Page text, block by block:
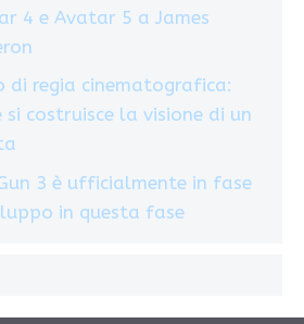
4 e Avatar 5 a James
di regia cinematografica:
si costruisce la visione di un
3 è ufficialmente in fase
in questa fase